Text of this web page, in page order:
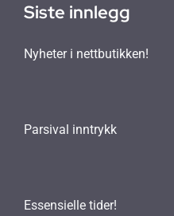
Siste innlegg
Nyheter i nettbutikken!
Parsival inntrykk
Essensielle tider!